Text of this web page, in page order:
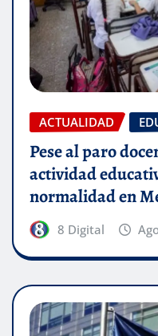
ACTUALIDAD
Pese al paro
actividad
normalidad en
8 Digital